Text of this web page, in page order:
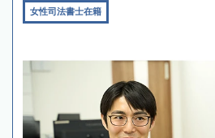
女性司法書士在籍